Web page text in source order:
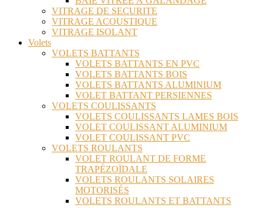
VITRAGE DE SECURITE
VITRAGE ACOUSTIQUE
VITRAGE ISOLANT
Volets
VOLETS BATTANTS
VOLETS BATTANTS EN PVC
VOLETS BATTANTS BOIS
VOLETS BATTANTS ALUMINIUM
VOLET BATTANT PERSIENNES
VOLETS COULISSANTS
VOLETS COULISSANTS LAMES BOIS
VOLET COULISSANT ALUMINIUM
VOLET COULISSANT PVC
VOLETS ROULANTS
VOLET ROULANT DE FORME
TRAPÉZOÏDALE
VOLETS ROULANTS SOLAIRES
MOTORISÉS
VOLETS ROULANTS ET BATTANTS